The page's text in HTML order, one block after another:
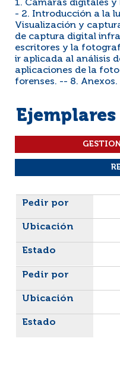
1. Cámaras digitales
- 2. Introducción a la
Visualización y
de captura digital
escritores y la
ir aplicada al análisis
aplicaciones de la
forenses. -- 8. Anexos.
Ejemplares
Liste des exemplaires